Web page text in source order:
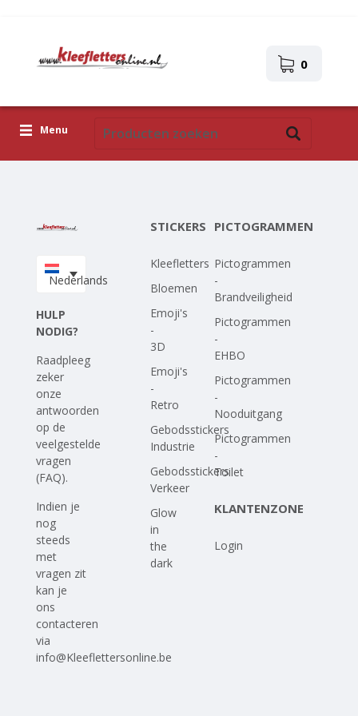
0
Menu
Upload je eigen ontwerp
Nederlands
HULP
NODIG?
Raadpleeg
zeker
onze
antwoorden
op de
veelgestelde
vragen
(FAQ).
Indien je
nog
steeds
met
vragen zit
kan je
ons
contacteren
via
info@Kleeflettersonline.be
STICKERS
Kleefletters
Bloemen
Emoji's
-
3D
Emoji's
-
Retro
Gebodsstickers
Industrie
Gebodsstickers
Verkeer
Glow
in
the
dark
PICTOGRAMMEN
Pictogrammen
-
Brandveiligheid
Pictogrammen
-
EHBO
Pictogrammen
-
Nooduitgang
Pictogrammen
-
Toilet
KLANTENZONE
Login